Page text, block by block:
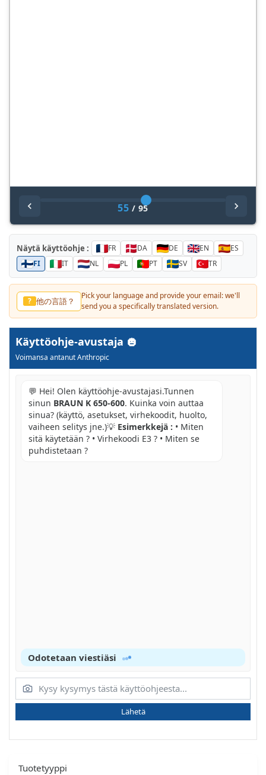
55 / 95
Näytä käyttöohje : FR DA DE EN
ES
FI
IT NL PL PT SV TR
? 他の言語？
Pick your language and provide your email: we'll
send you a specifically translated version.
Käyttöohje-avustaja
Voimansa antanut Anthropic
💬 Hei! Olen käyttöohje-avustajasi.Tunnen
sinun BRAUN K 650-600. Kuinka voin auttaa
sinua? (käyttö, asetukset, virhekoodit, huolto,
vaiheen selitys jne.)💡 Esimerkkejä : • Miten
sitä käytetään ? • Virhekoodi E3 ? • Miten se
puhdistetaan ?
Odotetaan viestiäsi
Lähetä
Tuotetyyppi